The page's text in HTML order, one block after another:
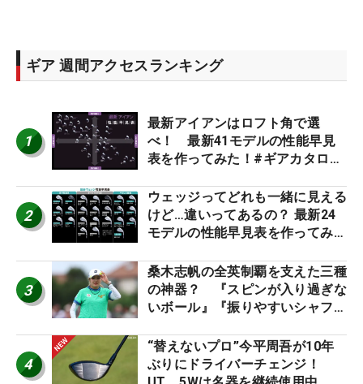
ギア 週間アクセスランキング
1
最新アイアンはロフト角で選
べ！ 最新41モデルの性能早見
表を作ってみた！#ギアカタログ
2
ウェッジってどれも一緒に見える
けど…違いってあるの？ 最新24
モデルの性能早見表を作ってみ
3
桑木志帆の全英制覇を支えた三種
の神器？ 『スピンが入り過ぎな
いボール』『振りやすいシャフ
ー』 #女子プロセッティング
4
“替えないプロ”今平周吾が10年
ぶりにドライバーチェンジ！